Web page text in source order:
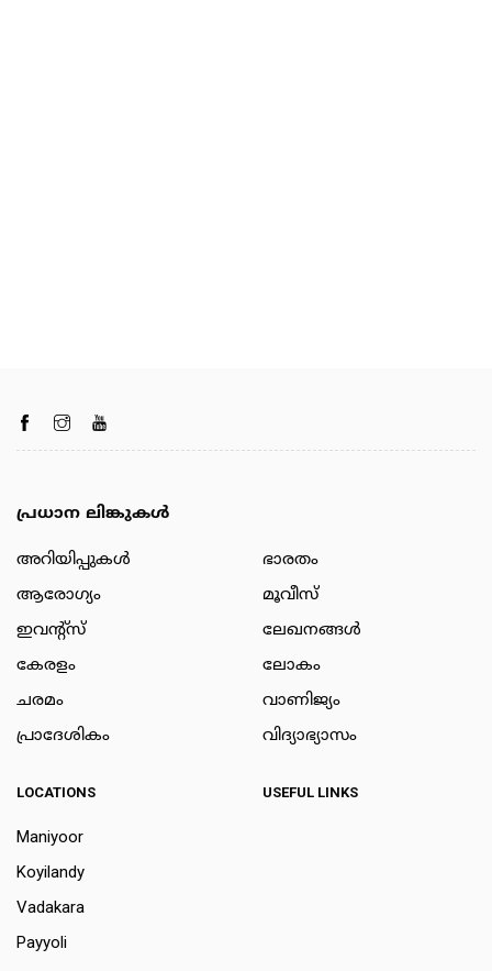
പ്രധാന ലിങ്കുകൾ
അറിയിപ്പുകള്‍
ആരോഗ്യം
ഇവന്റ്സ്
കേരളം
ചരമം
പ്രാദേശികം
ഭാരതം
മൂവീസ്
ലേഖനങ്ങള്‍
ലോകം
വാണിജ്യം
വിദ്യാഭ്യാസം
LOCATIONS
Maniyoor
Koyilandy
Vadakara
Payyoli
USEFUL LINKS